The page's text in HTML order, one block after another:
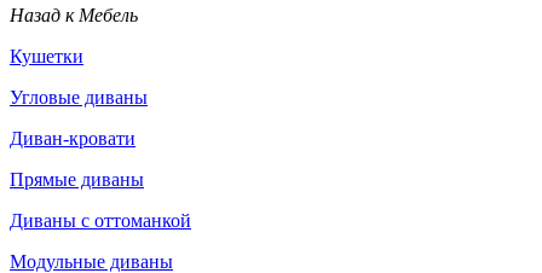
Назад к Мебель
Кушетки
Угловые диваны
Диван-кровати
Прямые диваны
Диваны с оттоманкой
Модульные диваны